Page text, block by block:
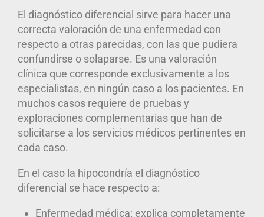
El diagnóstico diferencial sirve para hacer una
correcta valoración de una enfermedad con
respecto a otras parecidas, con las que pudiera
confundirse o solaparse. Es una valoración
clínica que corresponde exclusivamente a los
especialistas, en ningún caso a los pacientes. En
muchos casos requiere de pruebas y
exploraciones complementarias que han de
solicitarse a los servicios médicos pertinentes en
cada caso.
En el caso la hipocondría el diagnóstico
diferencial se hace respecto a:
Enfermedad médica: explica completamente